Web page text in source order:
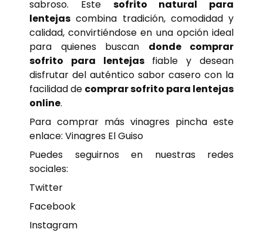
sabroso. Este sofrito natural para
lentejas combina tradición, comodidad y
calidad, convirtiéndose en una opción ideal
para quienes buscan donde comprar
sofrito para lentejasfiable y desean
disfrutar del auténtico sabor casero con la
facilidad de comprar sofrito para lentejas
online.
Para comprar más vinagres pincha este
enlace: Vinagres El Guiso
Puedes seguirnos en nuestras redes
sociales:
Twitter
Facebook
Instagram